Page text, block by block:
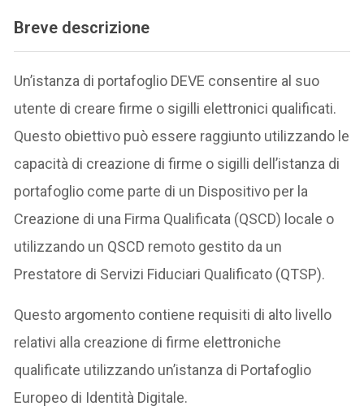
Breve descrizione
Un’istanza di portafoglio DEVE consentire al suo
utente di creare firme o sigilli elettronici qualificati.
Questo obiettivo può essere raggiunto utilizzando le
capacità di creazione di firme o sigilli dell’istanza di
portafoglio come parte di un Dispositivo per la
Creazione di una Firma Qualificata (QSCD) locale o
utilizzando un QSCD remoto gestito da un
Prestatore di Servizi Fiduciari Qualificato (QTSP).
Questo argomento contiene requisiti di alto livello
relativi alla creazione di firme elettroniche
qualificate utilizzando un’istanza di Portafoglio
Europeo di Identità Digitale.